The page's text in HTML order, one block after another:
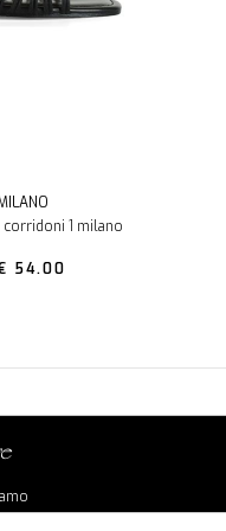
1 milano
54.00